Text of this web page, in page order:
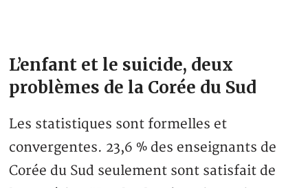
L’enfant et le suicide, deux
problèmes de la Corée du Sud
Les statistiques sont formelles et
convergentes. 23,6 % des enseignants de
Corée du Sud seulement sont satisfait de